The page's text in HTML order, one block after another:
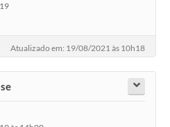
Atualizado em: 19/08/2021 às 10h18